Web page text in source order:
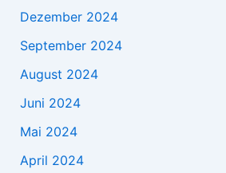
Dezember 2024
September 2024
August 2024
Juni 2024
Mai 2024
April 2024